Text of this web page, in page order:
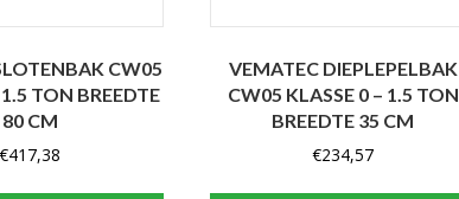
CW05
TON BREEDTE
80 CM
€417,38
VEMATEC DIEPLEPELBAK
CW05 KLASSE 0 – 1.5 TON
BREEDTE 35 CM
€234,57